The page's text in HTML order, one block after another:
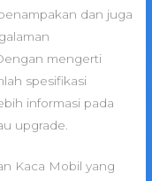
dan juga
mengerti
spesifikasi
informasi pada
upgrade.
Kaca Mobil yang